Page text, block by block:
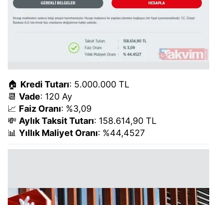
🏠 Kredi Tutarı: 5.000.000 TL
📆 Vade: 120 Ay
📈 Faiz Oranı: %3,09
💸 Aylık Taksit Tutarı: 158.614,90 TL
📊 Yıllık Maliyet Oranı: %44,4527